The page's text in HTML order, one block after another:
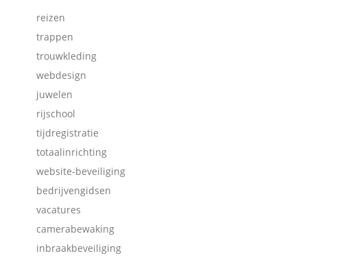
reizen
trappen
trouwkleding
webdesign
juwelen
rijschool
tijdregistratie
totaalinrichting
website-beveiliging
bedrijvengidsen
vacatures
camerabewaking
inbraakbeveiliging